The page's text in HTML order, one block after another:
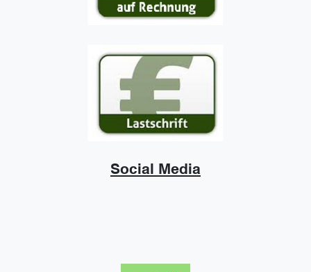
Social Media